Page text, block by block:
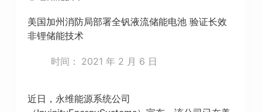
美国加州消防局部署全钒液流储能电池 验证长效
非锂储能技术
时间： 2021 年 2 月 6 日
近日，永维能源系统公司